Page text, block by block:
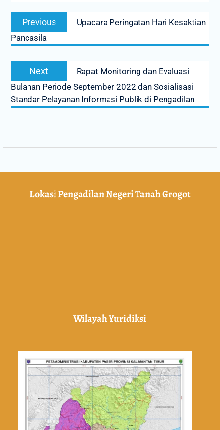
Previous
Upacara Peringatan Hari Kesaktian
Pancasila
Next
Rapat Monitoring dan Evaluasi
Bulanan Periode September 2022 dan Sosialisasi
Standar Pelayanan Informasi Publik di Pengadilan
Lokasi Pengadilan Negeri Tanah Grogot
Wilayah Yuridiksi